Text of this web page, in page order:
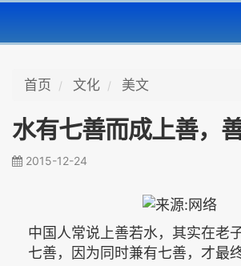
首页 文化 美文
水有七善而成上善，
2015-12-24
中国人常说上善若水，其实在老
七善，因为同时兼有七善，才最